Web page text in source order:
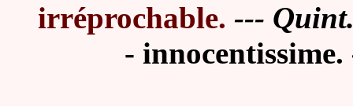
irréprochable. ---
- innocentissime.